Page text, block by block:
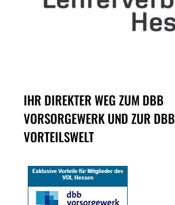
IHR DIREKTER WEG ZUM DBB
VORSORGEWERK UND ZUR DBB
VORTEILSWELT